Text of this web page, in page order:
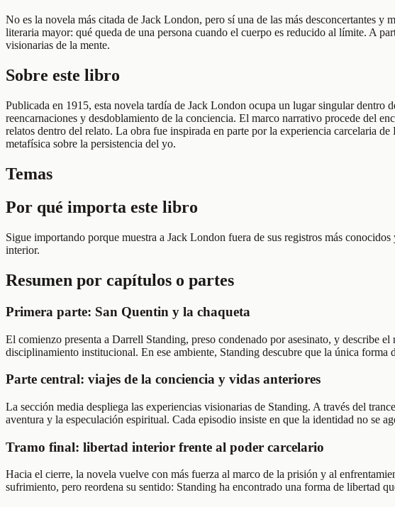
No es la novela más citada de Jack London, pero sí una de las más desconcertantes
literaria mayor: qué queda de una persona cuando el cuerpo es reducido al límite. A
visionarias de la mente.
Sobre este libro
Publicada en 1915, esta novela tardía de Jack London ocupa un lugar singular
reencarnaciones y desdoblamiento de la conciencia. El marco narrativo procede del
relatos dentro del relato. La obra fue inspirada en parte por la experiencia carcelaria
metafísica sobre la persistencia del yo.
Temas
Por qué importa este libro
Sigue importando porque muestra a Jack London fuera de sus registros más
interior.
Resumen por capítulos o partes
Primera parte: San Quentin y la chaqueta
El comienzo presenta a Darrell Standing, preso condenado por asesinato, y describe
disciplinamiento institucional. En ese ambiente, Standing descubre que la única forma
Parte central: viajes de la conciencia y vidas anteriores
La sección media despliega las experiencias visionarias de Standing. A través del
aventura y la especulación espiritual. Cada episodio insiste en que la identidad no se
Tramo final: libertad interior frente al poder carcelario
Hacia el cierre, la novela vuelve con más fuerza al marco de la prisión y al
sufrimiento, pero reordena su sentido: Standing ha encontrado una forma de libertad